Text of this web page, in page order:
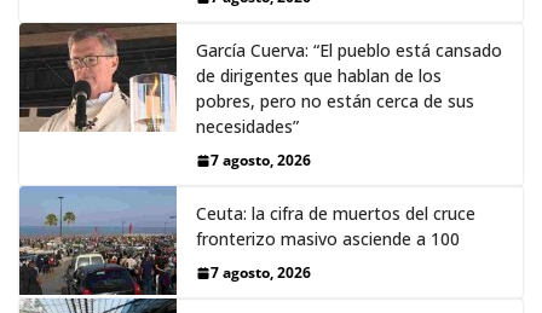
García Cuerva: “El pueblo está cansado
de dirigentes que hablan de los
pobres, pero no están cerca de sus
necesidades”
7 agosto, 2026
Ceuta: la cifra de muertos del cruce
fronterizo masivo asciende a 100
7 agosto, 2026